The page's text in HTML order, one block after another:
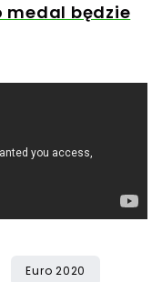
medal będzie
Euro 2020